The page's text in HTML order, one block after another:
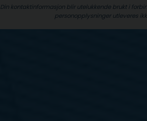
Din kontaktinformasjon blir utelukkende brukt i
person­­opplysninger utleveres